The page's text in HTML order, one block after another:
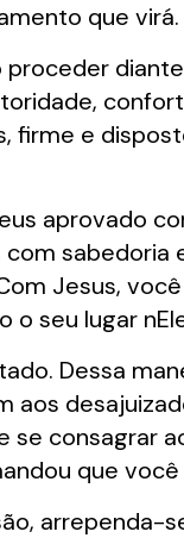
que virá.
firme e
aprovado
com
Jesus,
o seu lugar
Dessa
aos
se consagrar
que
arrependa-